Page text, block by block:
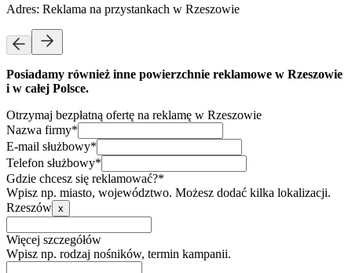
Adres: Reklama na przystankach w Rzeszowie
Posiadamy również inne powierzchnie reklamowe w Rzeszowie
i w całej Polsce.
Otrzymaj bezpłatną ofertę na reklamę w Rzeszowie
Nazwa firmy*
E-mail służbowy*
Telefon służbowy*
Gdzie chcesz się reklamować?*
Wpisz np. miasto, województwo. Możesz dodać kilka lokalizacji.
Rzeszów x
Więcej szczegółów
Wpisz np. rodzaj nośników, termin kampanii.